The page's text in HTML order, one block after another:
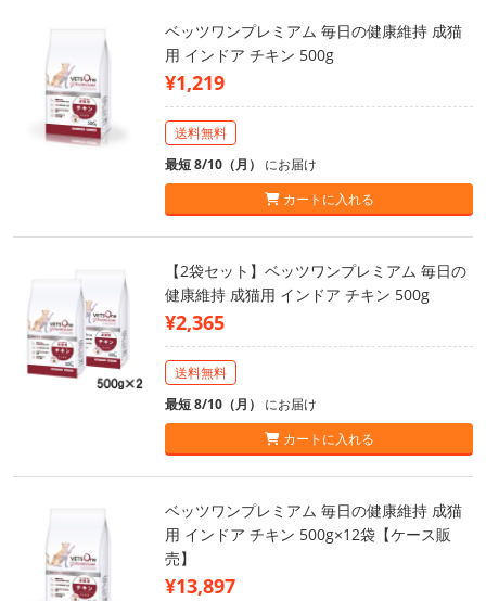
ベッツワンプレミアム 毎日の健康維持 成猫
用 インドア チキン 500g
¥1,219
送料無料
最短 8/10（月） にお届け
カートに入れる
【2袋セット】ベッツワンプレミアム 毎日の
健康維持 成猫用 インドア チキン 500g
¥2,365
送料無料
最短 8/10（月） にお届け
カートに入れる
ベッツワンプレミアム 毎日の健康維持 成猫
用 インドア チキン 500g×12袋【ケース販
売】
¥13,897